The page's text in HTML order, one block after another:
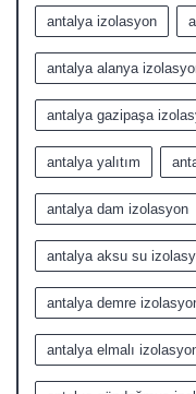
antalya izolasyon
antalya alanya
antalya gazipaşa
antalya yalıtım
antalya dam izolasyon
antalya aksu su
antalya demre
antalya elmalı